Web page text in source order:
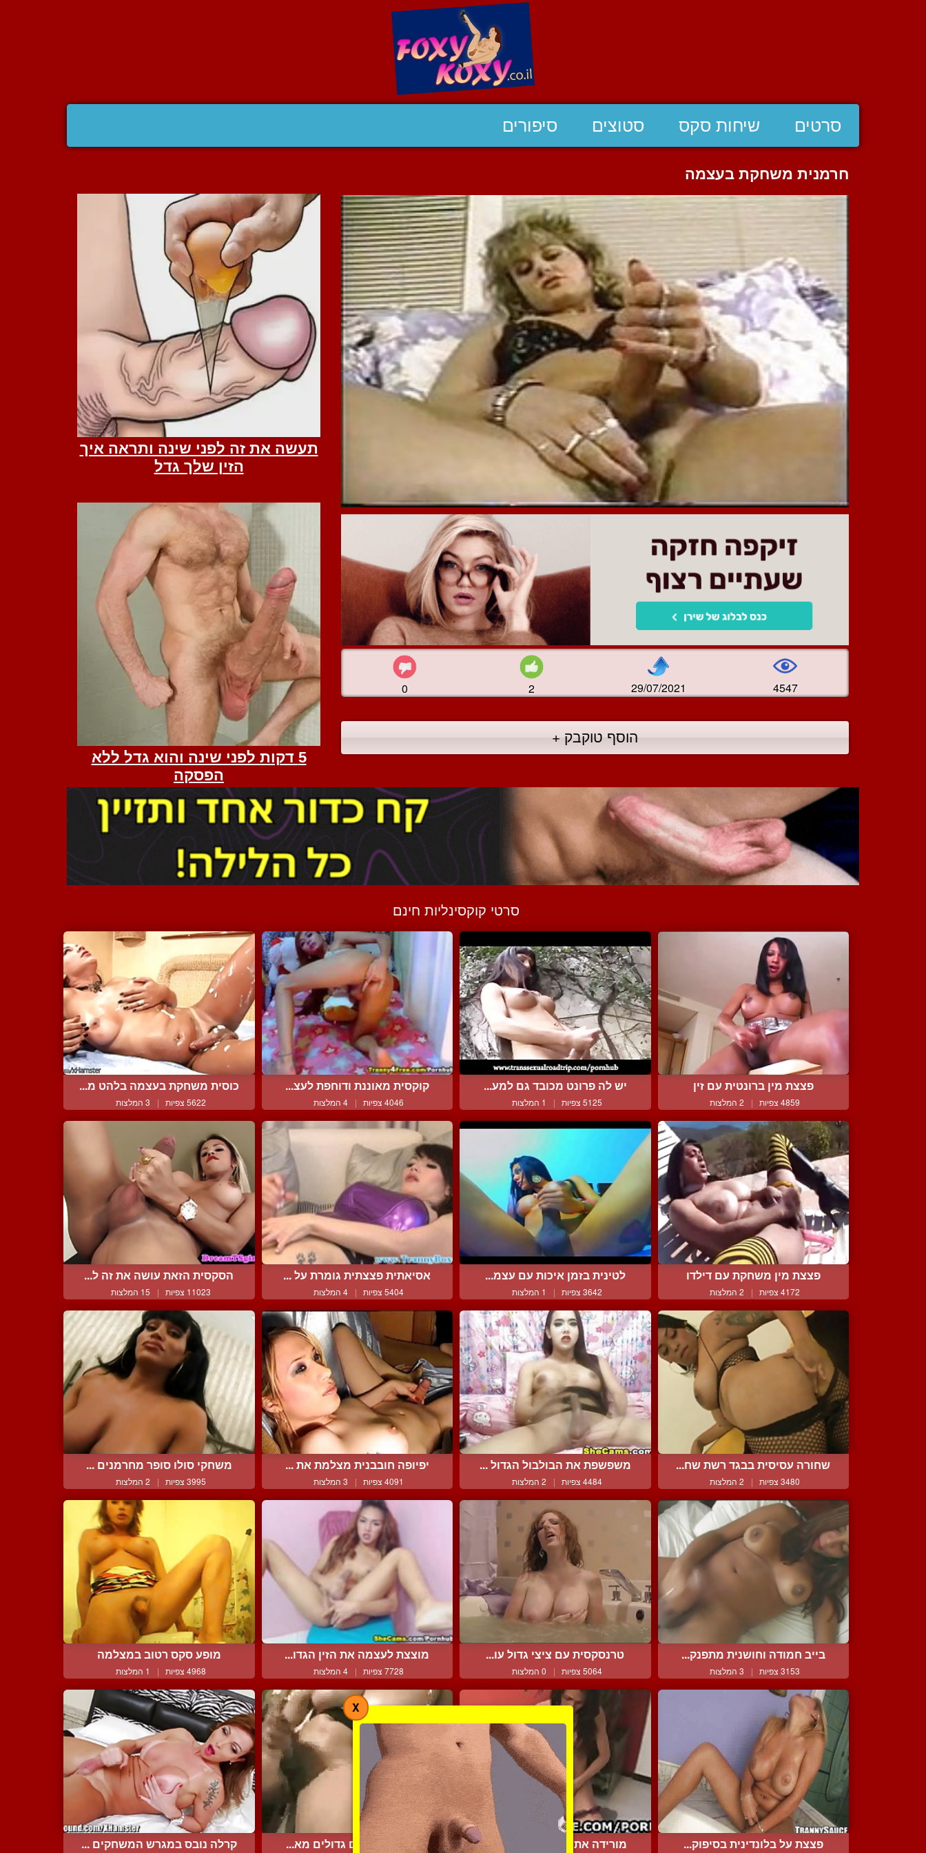
סרטים שיחות סקס סטוצים סיפורים
חרמנית משחקת בעצמה
0 2 29/07/2021 4547
הוסף טוקבק +
סרטי קוקסינליות חינם
פצצת מין ברונטית עם זין
4859 צפיות | 2 המלצות
יש לה פרונט מכובד גם למע...
5125 צפיות | 1 המלצות
קוקסית מאוננת ודוחפת לעצ...
4046 צפיות | 4 המלצות
כוסית משחקת בעצמה בלהט מ...
5622 צפיות | 3 המלצות
פצצת מין משחקת עם דילדו
4172 צפיות | 2 המלצות
לטינית בזמן איכות עם עצמ...
3642 צפיות | 1 המלצות
אסיאתית פצצתית גומרת על ...
5404 צפיות | 4 המלצות
הסקסית הזאת עושה את זה ל...
11023 צפיות | 15 המלצות
שחורה עסיסית בבגד רשת שח...
3480 צפיות | 2 המלצות
משפשפת את הבולבול הגדול ...
4484 צפיות | 2 המלצות
יפיופה חובבנית מצלמת את ...
4091 צפיות | 3 המלצות
משחקי סולו סופר מחרמנים ...
3995 צפיות | 2 המלצות
בייב חמודה וחושנית מתפנק...
3153 צפיות | 3 המלצות
טרנסקסית עם ציצי גדול עו...
5064 צפיות | 0 המלצות
מוצצת לעצמה את הזין הגדו...
7728 צפיות | 4 המלצות
מופע סקס רטוב במצלמה
4968 צפיות | 1 המלצות
פצצת על בלונדינית בסיפוק... מורידה את בגדיה ומתחילה ... כוסית עם שדיים גדולים מא... קרלה נובס במגרש המשחקים ...
X